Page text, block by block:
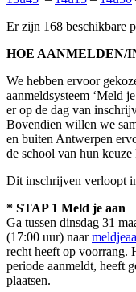
Er zijn 168 beschikbare
HOE AANMELDEN/
We hebben ervoor
aanmeldsysteem ‘Meld
er op de dag van
Bovendien willen we
en buiten Antwerpen
de school van hun
Dit inschrijven verloopt
* STAP 1 Meld je aan
Ga tussen dinsdag 31
(17:00 uur) naar
recht heeft op voorrang.
periode aanmeldt, heeft
plaatsen.